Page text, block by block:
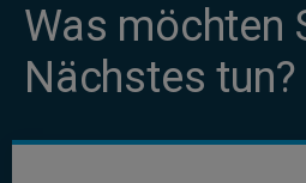
Was möchten
Nächstes tun?